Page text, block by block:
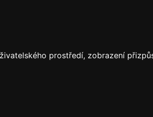
prostředí, zobrazení